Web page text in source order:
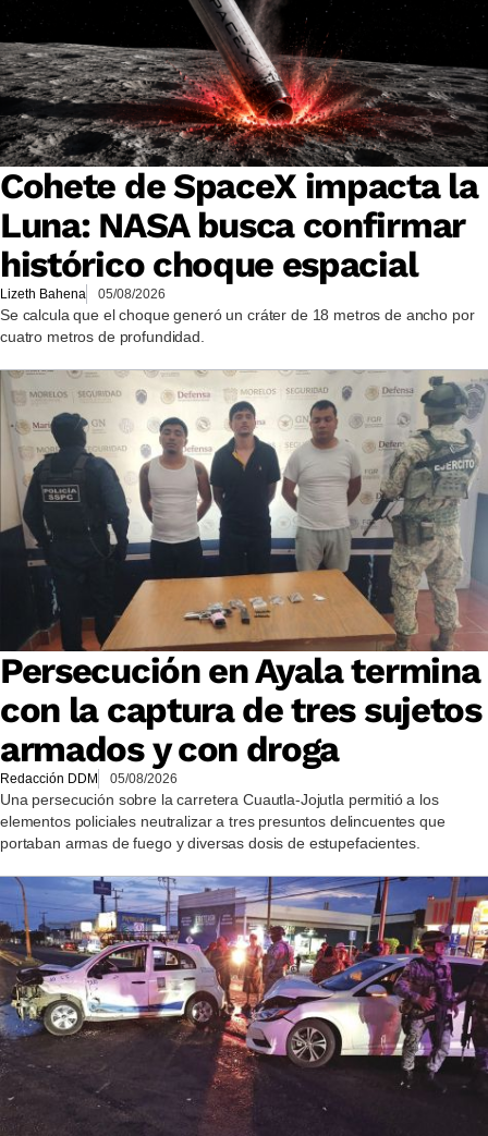
Cohete de SpaceX impacta la
Luna: NASA busca confirmar
histórico choque espacial
Lizeth Bahena 05/08/2026
Se calcula que el choque generó un cráter de 18 metros de ancho por
cuatro metros de profundidad.
Persecución en Ayala termina
con la captura de tres sujetos
armados y con droga
Redacción DDM 05/08/2026
Una persecución sobre la carretera Cuautla-Jojutla permitió a los
elementos policiales neutralizar a tres presuntos delincuentes que
portaban armas de fuego y diversas dosis de estupefacientes.